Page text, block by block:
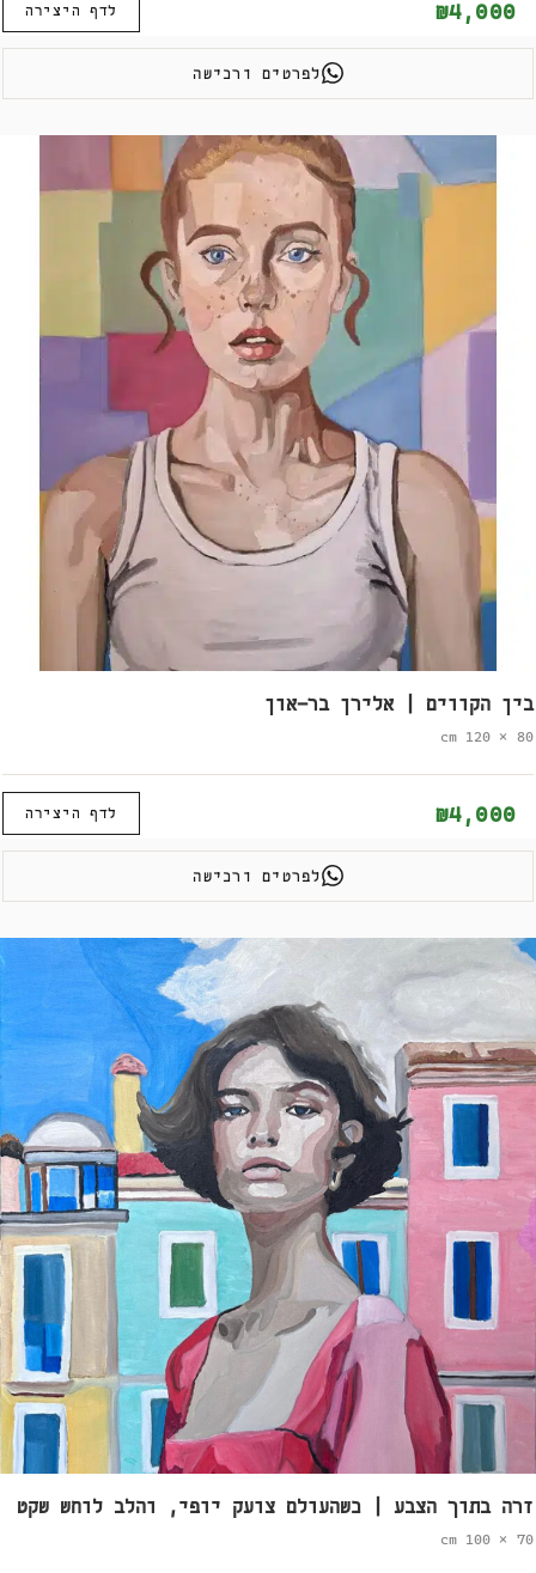
₪4,000 לדף היצירה
לפרטים ורכישה
בין הקווים | אלירן בר-און
80 × 120 cm
₪4,000 לדף היצירה
לפרטים ורכישה
זרה בתוך הצבע | כשהעולם צועק יופי, והלב לוחש שקט
70 × 100 cm